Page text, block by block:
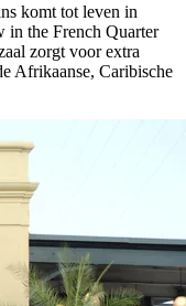
komt tot leven in
in the French Quarter
zorgt voor extra
Afrikaanse, Caribische